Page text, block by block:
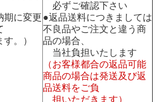
期に変更
。）
必ずご確認下さい
●返品送料につきましては
不良品やご注文と違う商
品の場合、
当社負担いたします
（お客様都合の返品可能
商品の場合は発送及び返
品送料をご負
担いただきます）